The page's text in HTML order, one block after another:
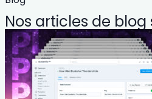
Nos articles de